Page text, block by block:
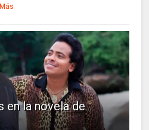
en la novela de